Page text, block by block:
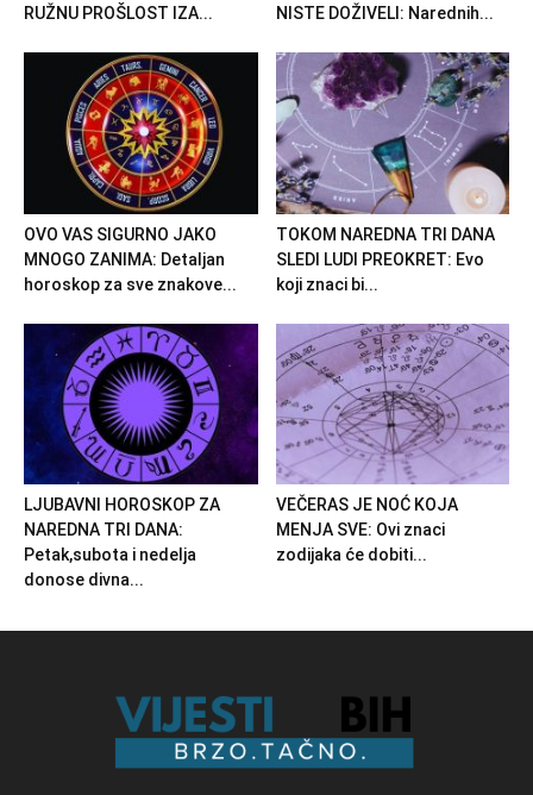
RUŽNU PROŠLOST IZA...
NISTE DOŽIVELI: Narednih...
OVO VAS SIGURNO JAKO
MNOGO ZANIMA: Detaljan
horoskop za sve znakove...
TOKOM NAREDNA TRI DANA
SLEDI LUDI PREOKRET: Evo
koji znaci bi...
LJUBAVNI HOROSKOP ZA
NAREDNA TRI DANA:
Petak,subota i nedelja
donose divna...
VEČERAS JE NOĆ KOJA
MENJA SVE: Ovi znaci
zodijaka će dobiti...